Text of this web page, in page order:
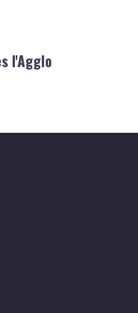
l'Agglo